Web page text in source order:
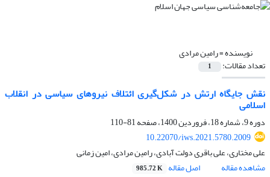
نویسنده =رامین مرادی
تعداد مقالات: 1
نقش جایگاه ارتش در شکل‌گیری ائتلاف نیرو‌های سیاسی در انقلاب
اسلامی
دوره 9، شماره 18، فروردین 1400، صفحه
81-110
10.22070/iws.2021.5780.2009
علی مختاری، علی باقری دولت آبادی، رامین مرادی، امین زمانی
مشاهده مقاله
اصل مقاله 985.72 K